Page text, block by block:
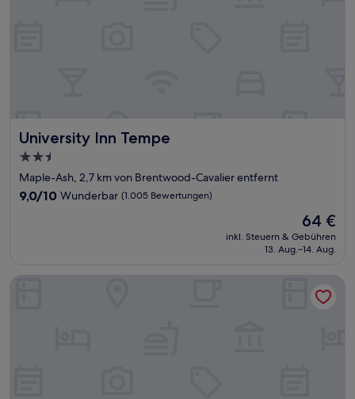
University Inn Tempe
University Inn Tempe
2.5-
Sterne-
Unterkunft
Maple-Ash, 2,7 km von Brentwood-Cavalier entfernt
9.0
9,0/10 Wunderbar (1.005 Bewertungen)
Der
Preis
beträgt
64 €
inkl. Steuern & Gebühren
13. Aug.–14. Aug.